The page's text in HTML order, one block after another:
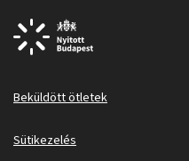
Beküldött ötletek
Sütikezelés